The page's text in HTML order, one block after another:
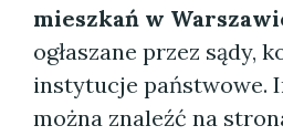
mieszkań w
ogłaszane przez sądy,
instytucje państwowe.
można znaleźć na